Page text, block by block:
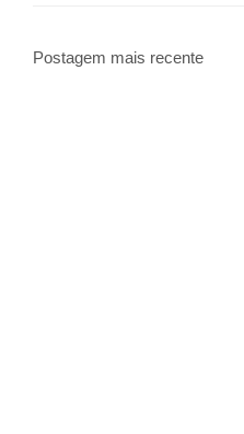
Postagem mais recente